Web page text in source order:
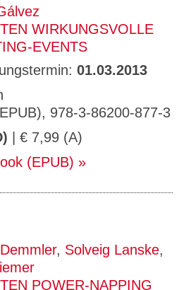
WIRKUNGSVOLLE
EVENTS
01.03.2013
978-3-86200-877-3
| € 7,99 (A)
(EPUB)
, Solveig Lanske,
POWER-NAPPING